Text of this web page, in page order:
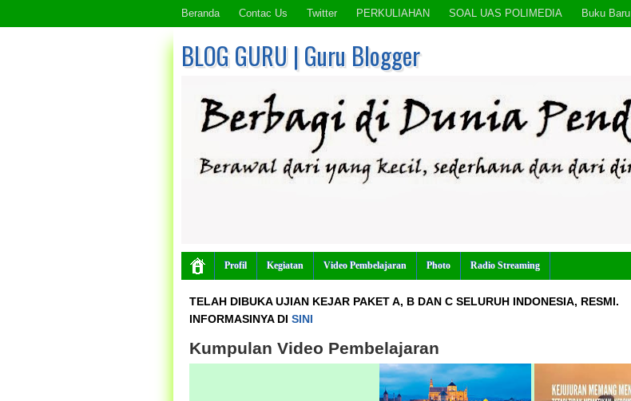
Beranda Contac Us Twitter PERKULIAHAN SOAL UAS POLIMEDIA Buku Baru
BLOG GURU | Guru Blogger
Profil Kegiatan Video Pembelajaran Photo Radio Streaming
TELAH DIBUKA UJIAN KEJAR PAKET A, B DAN C SELURUH INDONESIA, RESMI.
INFORMASINYA DI SINI
Kumpulan Video Pembelajaran